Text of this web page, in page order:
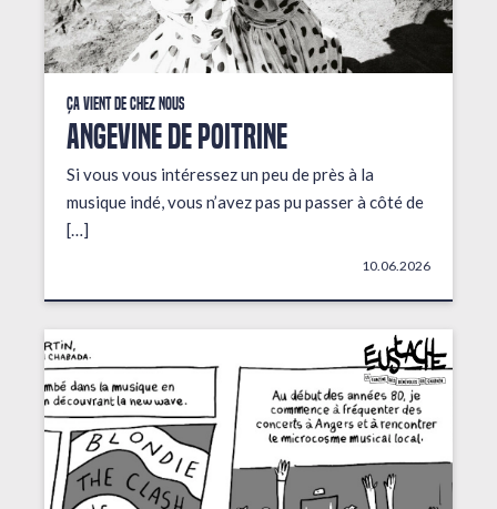
Ça vient de chez nous
ANGEVINE DE POITRINE
Si vous vous intéressez un peu de près à la
musique indé, vous n’avez pas pu passer à côté de
[…]
10.06.2026